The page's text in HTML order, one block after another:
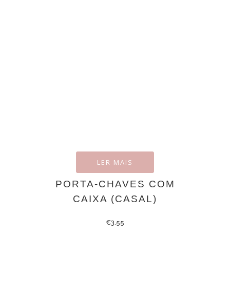
LER MAIS
PORTA-CHAVES COM
CAIXA (CASAL)
€3.55